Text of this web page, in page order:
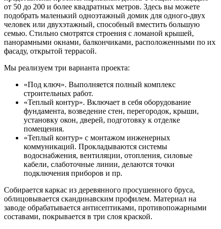
от 50 до 200 и более квадратных метров. Здесь вы можете
подобрать маленький одноэтажный домик для одного-двух
человек или двухэтажный, способный вместить большую
семью. Стильно смотрятся строения с ломаной крышей,
панорамными окнами, балкончиками, расположенными по их
фасаду, открытой террасой.
Мы реализуем три варианта проекта:
«Под ключ». Выполняется полный комплекс
строительных работ.
«Теплый контур». Включает в себя оборудование
фундамента, возведение стен, перегородок, крыши,
установку окон, дверей, подготовку к отделке
помещения.
«Теплый контур» с монтажом инженерных
коммуникаций. Прокладываются системы
водоснабжения, вентиляции, отопления, силовые
кабели, слаботочные линии, делаются точки
подключения приборов и пр.
Собирается каркас из деревянного просушенного бруса,
облицовывается скандинавским профилем. Материал на
заводе обрабатывается антисептиками, противопожарными
составами, покрывается в три слоя краской.